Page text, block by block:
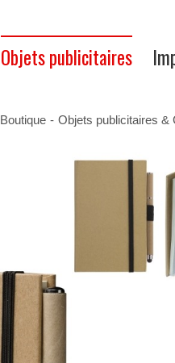
Objets publicitaires
Boutique - Objets publicitaires &